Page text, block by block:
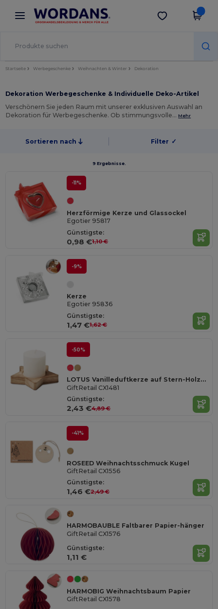
× Wordans App
Bessere Preise in der App!
App holen
Startseite Werbegeschenke Weihnachten & Winter Dekoration
Dekoration Werbegeschenke & Individuelle Deko-Artikel
Verschönern Sie jeden Raum mit unserer exklusiven Auswahl an
Dekoration für Werbegeschenke. Ob stimmungsvolle… Mehr
Sortieren nach Filter ✓
9 Ergebnisse.
-11%
Herzförmige Kerze und Glassockel
Egotier 95817
Günstigste:
0,98 €1,10 €
-9%
Kerze
Egotier 95836
Günstigste:
1,47 €1,62 €
-50%
LOTUS Vanilleduftkerze auf Stern-Holzsockel
GiftRetail CX1481
Günstigste:
2,43 €4,89 €
-41%
ROSEED Weihnachtsschmuck Kugel
GiftRetail CX1556
Günstigste:
1,46 €2,49 €
HARMOBAUBLE Faltbarer Papier-hänger
GiftRetail CX1576
Günstigste:
1,11 €
HARMOBIG Weihnachtsbaum Papier
GiftRetail CX1578